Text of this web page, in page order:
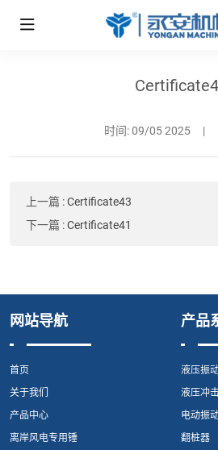
时间:09/05 2025 |
上一篇 :Certificate43
下一篇 :Certificate41
网站导航
首页
关于我们
产品中心
离岸风电专用锤
产品
液压振
液压冲
电动振
翻桩器